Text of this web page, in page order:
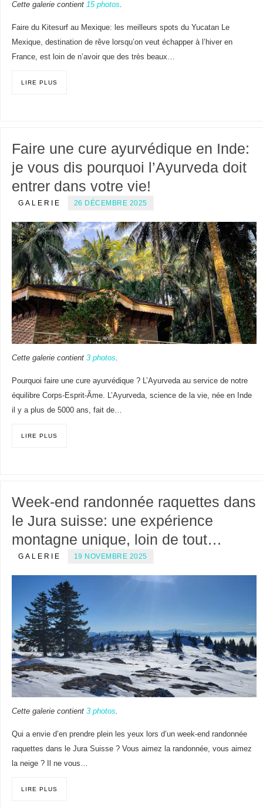
Cette galerie contient 15 photos.
Faire du Kitesurf au Mexique: les meilleurs spots du Yucatan Le
Mexique, destination de rêve lorsqu’on veut échapper à l’hiver en
France, est loin de n’avoir que des très beaux…
LIRE PLUS
Faire une cure ayurvédique en Inde:
je vous dis pourquoi l’Ayurveda doit
entrer dans votre vie!
GALERIE 26 DÉCEMBRE 2025
Cette galerie contient 3 photos.
Pourquoi faire une cure ayurvédique ? L’Ayurveda au service de notre
équilibre Corps-Esprit-Âme. L’Ayurveda, science de la vie, née en Inde
il y a plus de 5000 ans, fait de…
LIRE PLUS
Week-end randonnée raquettes dans
le Jura suisse: une expérience
montagne unique, loin de tout…
GALERIE 19 NOVEMBRE 2025
Cette galerie contient 3 photos.
Qui a envie d’en prendre plein les yeux lors d’un week-end randonnée
raquettes dans le Jura Suisse ? Vous aimez la randonnée, vous aimez
la neige ? Il ne vous…
LIRE PLUS